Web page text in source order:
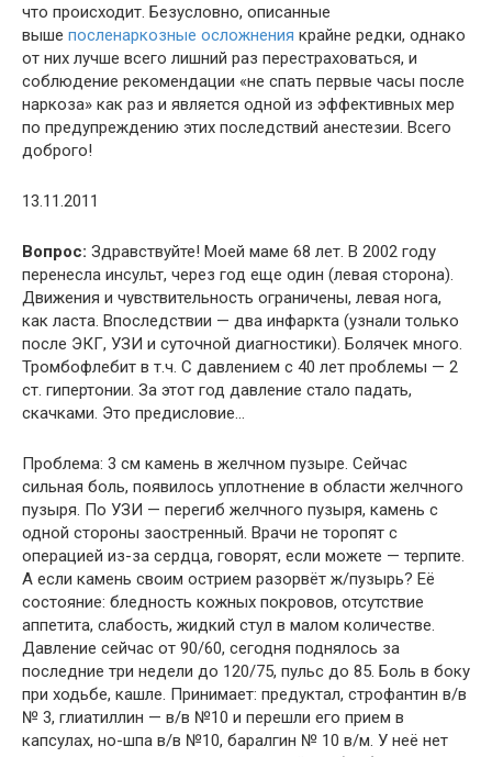
что происходит. Безусловно, описанные
выше посленаркозные осложнения крайне редки, однако
от них лучше всего лишний раз перестраховаться, и
соблюдение рекомендации «не спать первые часы после
наркоза» как раз и является одной из эффективных мер
по предупреждению этих последствий анестезии. Всего
доброго!
13.11.2011
Вопрос: Здравствуйте! Моей маме 68 лет. В 2002 году
перенесла инсульт, через год еще один (левая сторона).
Движения и чувствительность ограничены, левая нога,
как ласта. Впоследствии — два инфаркта (узнали только
после ЭКГ, УЗИ и суточной диагностики). Болячек много.
Тромбофлебит в т.ч. С давлением с 40 лет проблемы — 2
ст. гипертонии. За этот год давление стало падать,
скачками. Это предисловие…
Проблема: 3 см камень в желчном пузыре. Сейчас
сильная боль, появилось уплотнение в области желчного
пузыря. По УЗИ — перегиб желчного пузыря, камень с
одной стороны заостренный. Врачи не торопят с
операцией из-за сердца, говорят, если можете — терпите.
А если камень своим острием разорвёт ж/пузырь? Её
состояние: бледность кожных покровов, отсутствие
аппетита, слабость, жидкий стул в малом количестве.
Давление сейчас от 90/60, сегодня поднялось за
последние три недели до 120/75, пульс до 85. Боль в боку
при ходьбе, кашле. Принимает: предуктал, строфантин в/в
№ 3, глиатиллин — в/в №10 и перешли его прием в
капсулах, но-шпа в/в №10, баралгин № 10 в/м. У неё нет